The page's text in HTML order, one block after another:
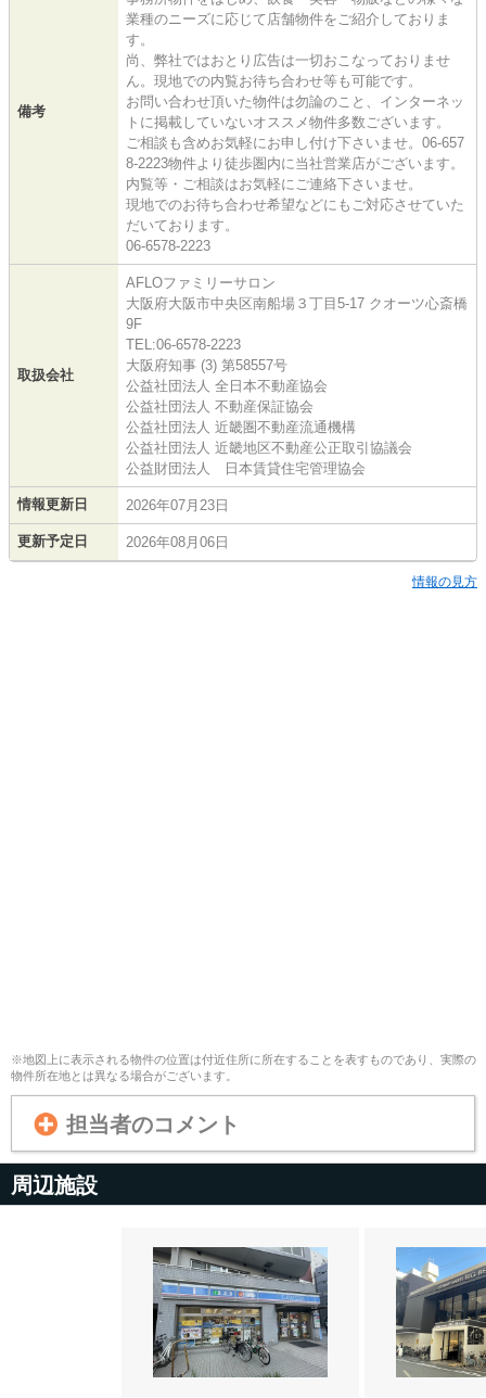
備考
業種のニーズに応じて店舗物件をご紹介しておりま
す。
尚、弊社ではおとり広告は一切おこなっておりませ
ん。現地での内覧お待ち合わせ等も可能です。
お問い合わせ頂いた物件は勿論のこと、インターネッ
トに掲載していないオススメ物件多数ございます。
ご相談も含めお気軽にお申し付け下さいませ。06-657
8-2223物件より徒歩圏内に当社営業店がございます。
内覧等・ご相談はお気軽にご連絡下さいませ。
現地でのお待ち合わせ希望などにもご対応させていた
だいております。
06-6578-2223
取扱会社
AFLOファミリーサロン
大阪府大阪市中央区南船場３丁目5-17 クオーツ心斎橋
9F
TEL:06-6578-2223
大阪府知事 (3) 第58557号
公益社団法人 全日本不動産協会
公益社団法人 不動産保証協会
公益社団法人 近畿圏不動産流通機構
公益社団法人 近畿地区不動産公正取引協議会
公益財団法人 日本賃貸住宅管理協会
情報更新日 2026年07月23日
更新予定日 2026年08月06日
情報の見方
※地図上に表示される物件の位置は付近住所に所在することを表すものであり、実際の
物件所在地とは異なる場合がございます。
担当者のコメント
周辺施設